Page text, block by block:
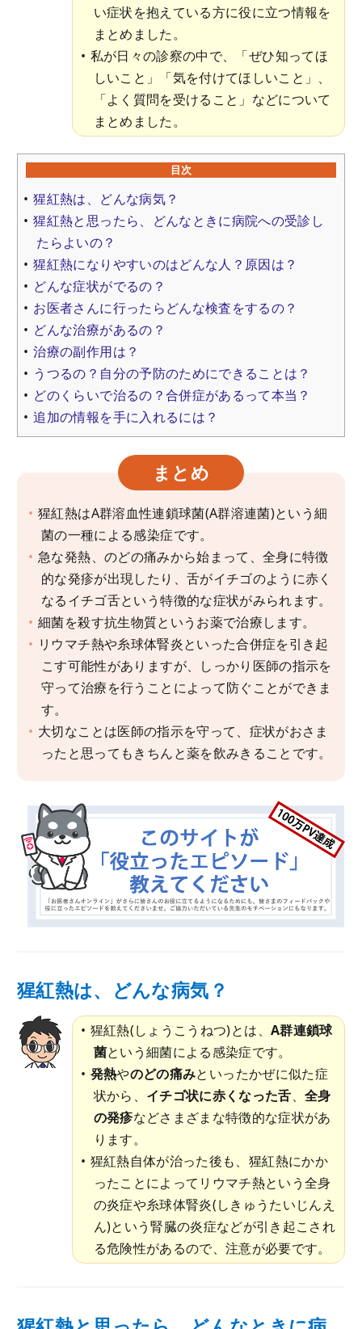
い症状を抱えている方に役に立つ情報を
まとめました。
私が日々の診察の中で、「ぜひ知ってほ
しいこと」「気を付けてほしいこと」、
「よく質問を受けること」などについて
まとめました。
目次
猩紅熱は、どんな病気？
猩紅熱と思ったら、どんなときに病院への受診し
たらよいの？
猩紅熱になりやすいのはどんな人？原因は？
どんな症状がでるの？
お医者さんに行ったらどんな検査をするの？
どんな治療があるの？
治療の副作用は？
うつるの？自分の予防のためにできることは？
どのくらいで治るの？合併症があるって本当？
追加の情報を手に入れるには？
まとめ
猩紅熱はA群溶血性連鎖球菌(A群溶連菌)という細
菌の一種による感染症です。
急な発熱、のどの痛みから始まって、全身に特徴
的な発疹が出現したり、舌がイチゴのように赤く
なるイチゴ舌という特徴的な症状がみられます。
細菌を殺す抗生物質というお薬で治療します。
リウマチ熱や糸球体腎炎といった合併症を引き起
こす可能性がありますが、しっかり医師の指示を
守って治療を行うことによって防ぐことができま
す。
大切なことは医師の指示を守って、症状がおさま
ったと思ってもきちんと薬を飲みきることです。
猩紅熱は、どんな病気？
猩紅熱(しょうこうねつ)とは、 A群連鎖球
菌という細菌による感染症です。
発熱やのどの痛みといったかぜに似た症
状から、 イチゴ状に赤くなった舌、全身
の発疹などさまざまな特徴的な症状があ
ります。
猩紅熱自体が治った後も、猩紅熱にかか
ったことによってリウマチ熱という全身
の炎症や糸球体腎炎(しきゅうたいじんえ
ん)という腎臓の炎症などが引き起こされ
る危険性があるので、注意が必要です。